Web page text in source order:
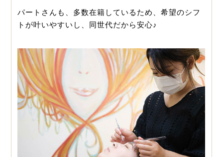
パートさんも、多数在籍しているため、希望のシフ
トが叶いやすいし、同世代だから安心♪